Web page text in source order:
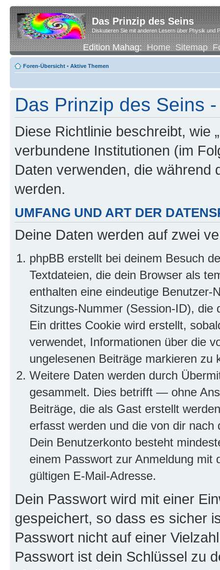
Das Prinzip des Seins
Diskutieren Sie mit anderen Lesern über Physik und
Edition Mahag:Home Sitemap
Foren-Übersicht • Aktive Themen
Das Prinzip des Seins
Diese Richtlinie beschreibt, wie
verbundene Institutionen (im
Daten verwenden, die während
werden.
UMFANG UND ART DER
Deine Daten werden auf zwei
phpBB erstellt bei deinem Besuch
Textdateien, die dein Browser als
enthalten eine eindeutige
Sitzungs-Nummer (Session-ID), die
Ein drittes Cookie wird erstellt,
verwendet, Informationen über die
ungelesenen Beiträge markieren zu
Weitere Daten werden durch
gesammelt. Dies betrifft — ohne
Beiträge, die als Gast erstellt
erfasst werden und die von dir
Dein Benutzerkonto besteht
einem Passwort zur Anmeldung mit
gültigen E-Mail-Adresse.
Dein Passwort wird mit einer
gespeichert, so dass es sicher
Passwort nicht auf einer
Passwort ist dein Schlüssel zu